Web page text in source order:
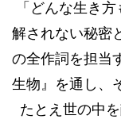
「どんな生き
解されない秘密
の全作詞を担当
生物』を通し、
たとえ世の中